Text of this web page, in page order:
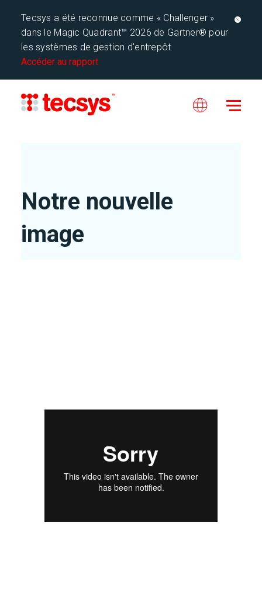
Tecsys a été reconnue comme « Challenger »
dans le Magic Quadrant™ 2026 de Gartner® pour
les systèmes de gestion d'entrepôt
Accéder au rapport
Notre nouvelle
image